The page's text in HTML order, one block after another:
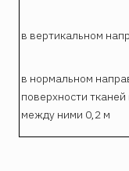
в вертикальном
в нормальном
поверхности
между ними 0,2 м